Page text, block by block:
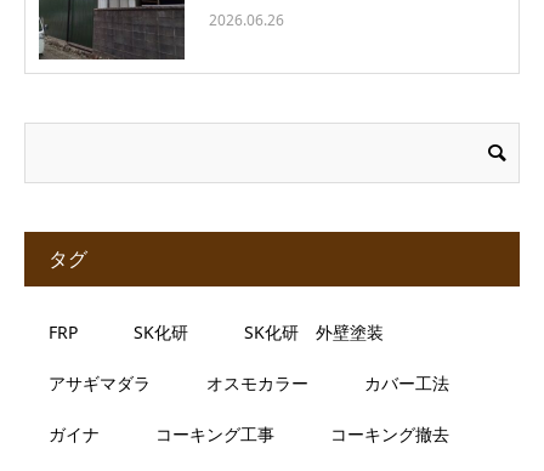
2026.06.26
タグ
FRP SK化研 SK化研 外壁塗装
アサギマダラ オスモカラー カバー工法
ガイナ コーキング工事 コーキング撤去